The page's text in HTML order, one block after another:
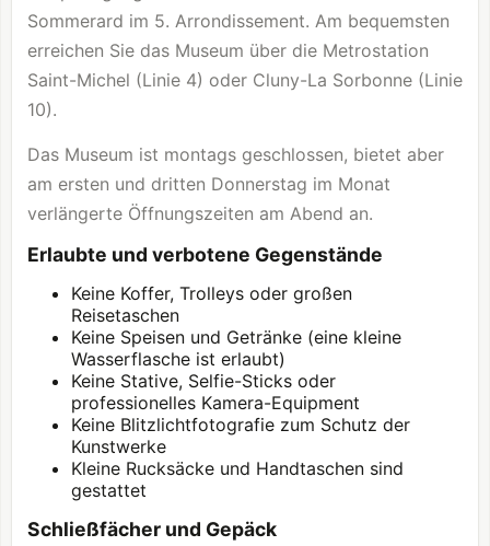
Sommerard im 5. Arrondissement. Am bequemsten
erreichen Sie das Museum über die Metrostation
Saint-Michel (Linie 4) oder Cluny-La Sorbonne (Linie
10).
Das Museum ist montags geschlossen, bietet aber
am ersten und dritten Donnerstag im Monat
verlängerte Öffnungszeiten am Abend an.
Erlaubte und verbotene Gegenstände
Keine Koffer, Trolleys oder großen
Reisetaschen
Keine Speisen und Getränke (eine kleine
Wasserflasche ist erlaubt)
Keine Stative, Selfie-Sticks oder
professionelles Kamera-Equipment
Keine Blitzlichtfotografie zum Schutz der
Kunstwerke
Kleine Rucksäcke und Handtaschen sind
gestattet
Schließfächer und Gepäck